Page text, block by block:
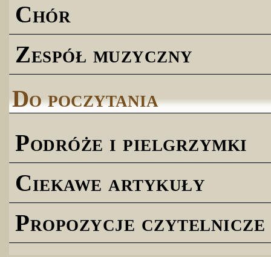
Chór
Zespół muzyczny
Do poczytania
Podróże i pielgrzymki
Ciekawe artykuły
Propozycje czytelnicze